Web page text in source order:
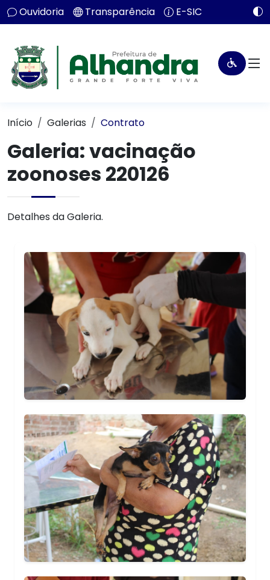
Ouvidoria Transparência E-SIC
Início Galerias Contrato
Galeria: vacinação
zoonoses 220126
Detalhes da Galeria.